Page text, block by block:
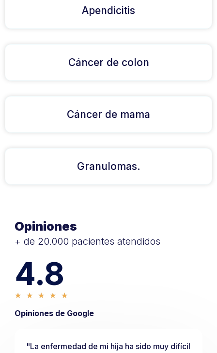
Apendicitis
Cáncer de colon
Cáncer de mama
Granulomas.
Opiniones
+ de 20.000 pacientes atendidos
4.8
★ ★ ★ ★ ★
Opiniones de Google
"La enfermedad de mi hija ha sido muy difícil